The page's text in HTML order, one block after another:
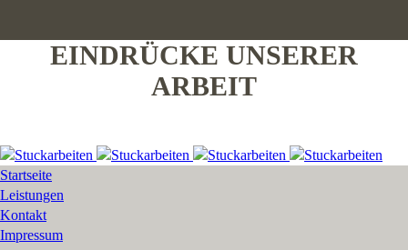
EINDRÜCKE UNSERER
ARBEIT
Startseite
Leistungen
Kontakt
Impressum